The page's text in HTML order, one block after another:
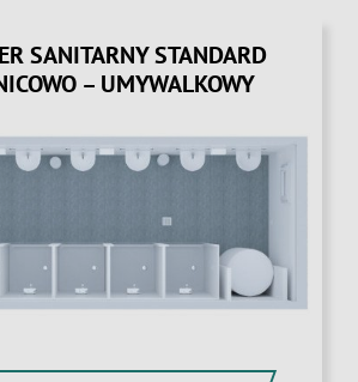
SANITARNY STANDARD
– UMYWALKOWY